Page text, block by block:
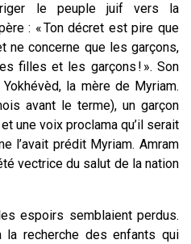
le peuple juif vers la
: « Ton décret est pire que
ne concerne que les garçons,
filles et les garçons ! ». Son
la mère de Myriam.
avant le terme), un garçon
une voix proclama qu’il serait
l’avait prédit Myriam. Amram
vectrice du salut de la nation
espoirs semblaient perdus.
la recherche des enfants qui